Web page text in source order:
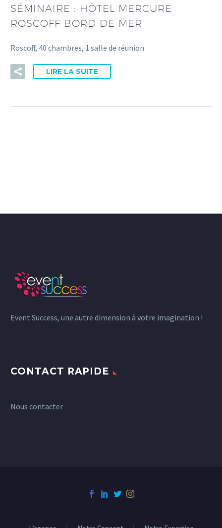
SÉMINAIRE : HÔTEL MERCURE
ROSCOFF BORD DE MER
Roscoff, 40 chambres, 1 salle de réunion
LIRE LA SUITE
Event Success, une autre dimension à votre imagination !
CONTACT RAPIDE
Nous contacter